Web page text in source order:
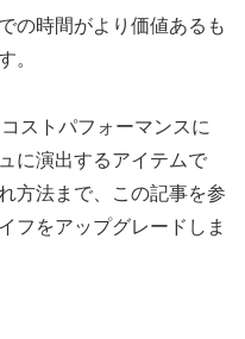
の時間がより価値あるも
。
ストパフォーマンスに
に演出するアイテムで
方法まで、この記事を参
フをアップグレードしま